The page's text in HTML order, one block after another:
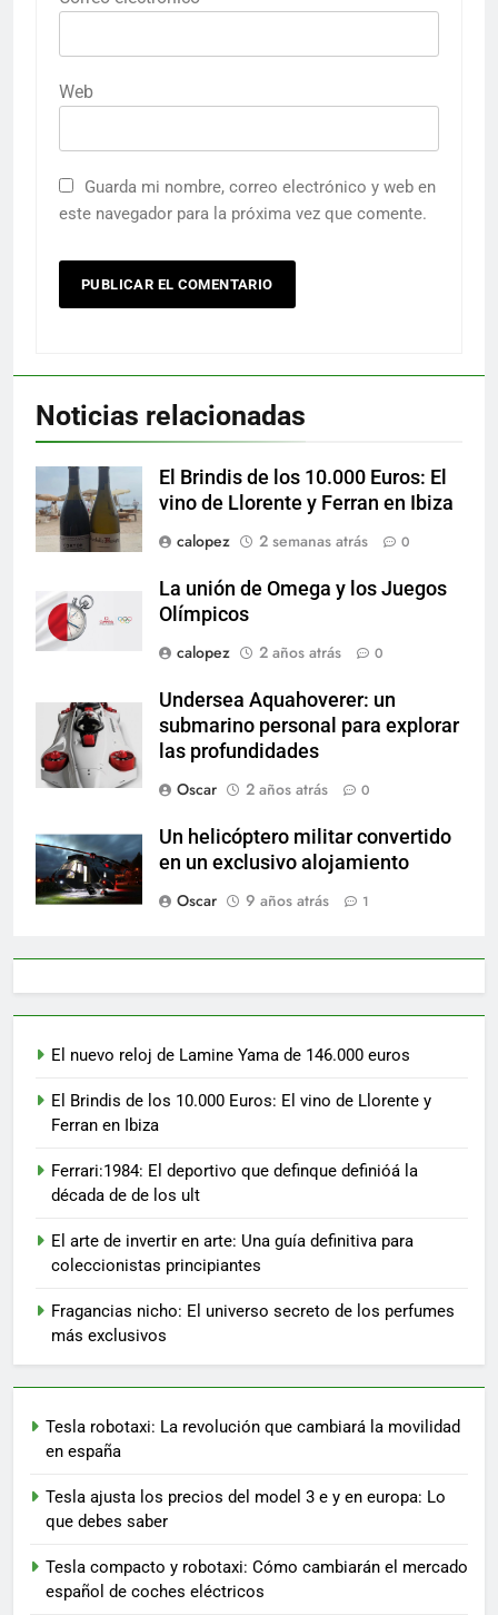
Web
Guarda mi nombre, correo electrónico y web en
este navegador para la próxima vez que comente.
Noticias relacionadas
El Brindis de los 10.000 Euros: El
vino de Llorente y Ferran en Ibiza
calopez
2 semanas atrás 0
La unión de Omega y los Juegos
Olímpicos
calopez
2 años atrás 0
Undersea Aquahoverer: un
submarino personal para explorar
las profundidades
Oscar
2 años atrás 0
Un helicóptero militar convertido
en un exclusivo alojamiento
Oscar
9 años atrás 1
El nuevo reloj de Lamine Yama de 146.000 euros
El Brindis de los 10.000 Euros: El vino de Llorente y
Ferran en Ibiza
Ferrari:1984: El deportivo que definque definióá la
década de de los ult
El arte de invertir en arte: Una guía definitiva para
coleccionistas principiantes
Fragancias nicho: El universo secreto de los perfumes
más exclusivos
Tesla robotaxi: La revolución que cambiará la movilidad
en españa
Tesla ajusta los precios del model 3 e y en europa: Lo
que debes saber
Tesla compacto y robotaxi: Cómo cambiarán el mercado
español de coches eléctricos